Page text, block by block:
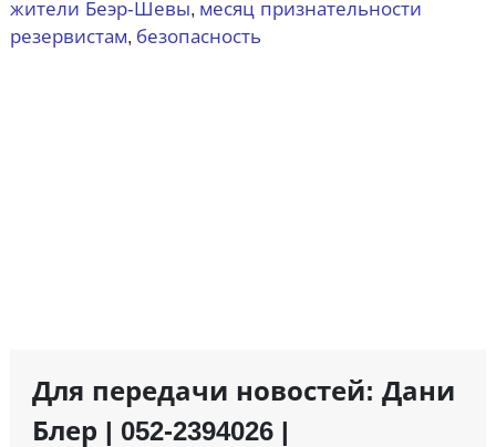
жители Беэр-Шевы, месяц признательности
резервистам, безопасность
Для передачи новостей: Дани
Блер | 052-2394026 |